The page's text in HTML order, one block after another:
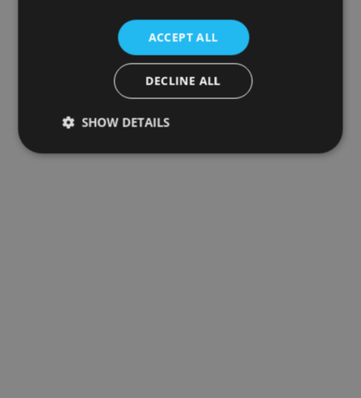
ACCEPT ALL
DECLINE ALL
SHOW DETAILS